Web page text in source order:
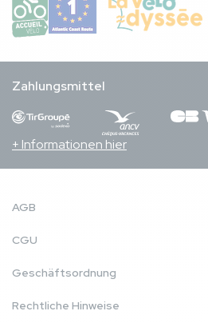
Zahlungsmittel
+ Informationen hier
AGB
CGU
Geschäftsordnung
Rechtliche Hinweise